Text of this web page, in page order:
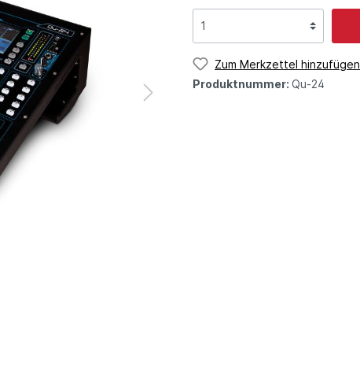
Zum Merkzettel hinzufügen
Produktnummer: Qu-24